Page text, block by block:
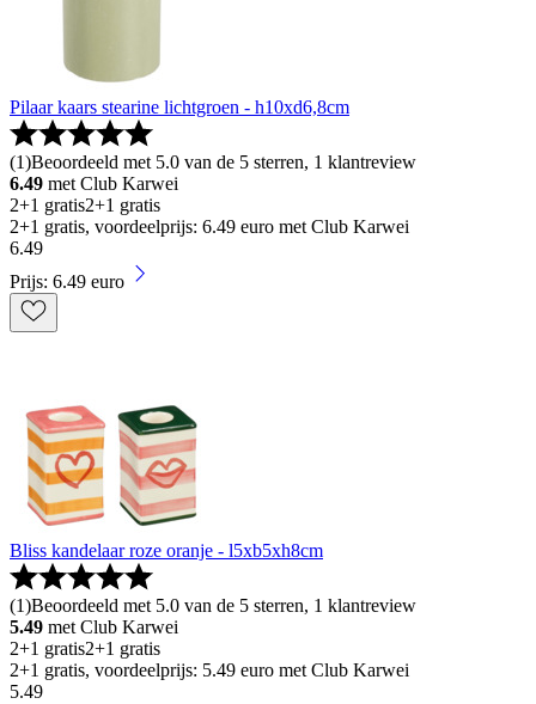
Pilaar kaars stearine lichtgroen - h10xd6,8cm
(1)Beoordeeld met 5.0 van de 5 sterren, 1 klantreview
6.49 met Club Karwei
2+1 gratis2+1 gratis
2+1 gratis, voordeelprijs: 6.49 euro met Club Karwei
6.49
Prijs: 6.49 euro
Bliss kandelaar roze oranje - l5xb5xh8cm
(1)Beoordeeld met 5.0 van de 5 sterren, 1 klantreview
5.49 met Club Karwei
2+1 gratis2+1 gratis
2+1 gratis, voordeelprijs: 5.49 euro met Club Karwei
5.49